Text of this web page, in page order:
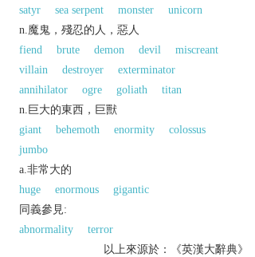
satyr
sea serpent monster
unicorn
n.魔鬼，殘忍的人，惡人
fiend
brute demon devil
miscreant
villain
destroyer
exterminator
annihilator
ogre goliath
titan
n.巨大的東西，巨獸
giant
behemoth enormity
colossus
jumbo
a.非常大的
huge
enormous
gigantic
同義參見:
abnormality
terror
以上來源於：《英漢大辭典》